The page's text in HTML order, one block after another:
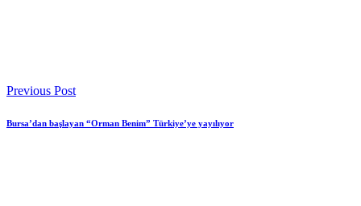
Previous Post
Bursa’dan başlayan “Orman Benim” Türkiye’ye yayılıyor